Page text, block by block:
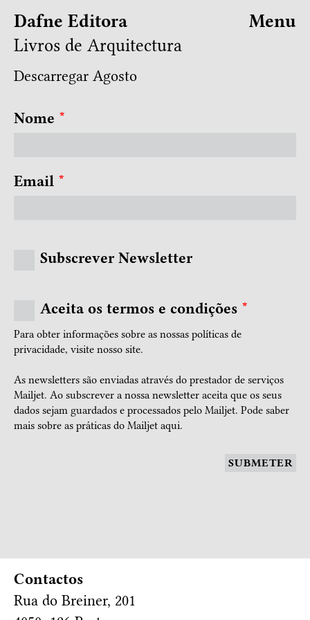
Dafne Editora
Livros de Arquitectura
Menu
Descarregar Agosto
Nome *
Email *
Subscrever Newsletter
Aceita os termos e condições *
Para obter informações sobre as nossas políticas de
privacidade, visite nosso site.
As newsletters são enviadas através do prestador de serviços
Mailjet. Ao subscrever a nossa newsletter aceita que os seus
dados sejam guardados e processados pelo Mailjet. Pode saber
mais sobre as práticas do Mailjet aqui.
SUBMETER
Contactos
Rua do Breiner, 201